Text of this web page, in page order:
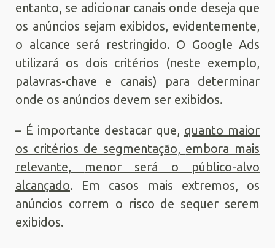
entanto, se adicionar canais onde deseja que
os anúncios sejam exibidos, evidentemente,
o alcance será restringido. O Google Ads
utilizará os dois critérios (neste exemplo,
palavras-chave e canais) para determinar
onde os anúncios devem ser exibidos.
– É importante destacar que, quanto maior
os critérios de segmentação, embora mais
relevante,
menor será o público-alvo
alcançado. Em casos mais extremos, os
anúncios correm o risco de sequer serem
exibidos.